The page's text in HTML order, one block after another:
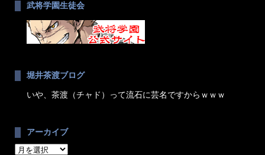
武将学園生徒会
堀井茶渡ブログ
いや、茶渡（チャド）って流石に芸名ですからｗｗｗ
アーカイブ
ア